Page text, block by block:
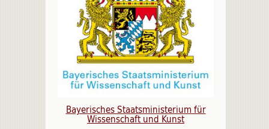
Bayerisches Staatsministerium für
Wissenschaft und Kunst